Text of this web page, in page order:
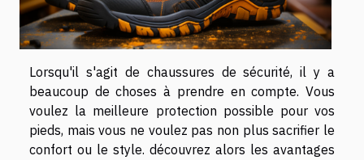
Lorsqu'il s'agit de chaussures de sécurité, il y a
beaucoup de choses à prendre en compte. Vous
voulez la meilleure protection possible pour vos
pieds, mais vous ne voulez pas non plus sacrifier le
confort ou le style. découvrez alors les avantages